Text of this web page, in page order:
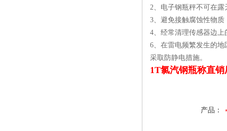
2、电子钢瓶秤不可在
3、避免接触腐蚀性物
4、经常清理传感器边
6、在雷电频繁发生的
采取防静电措施。
1T氯汽钢瓶称直
产品：